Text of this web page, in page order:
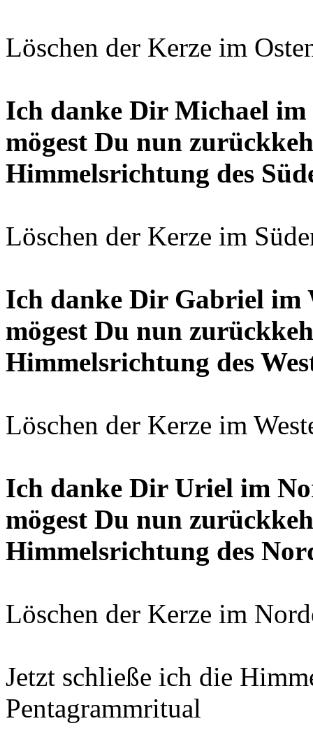
Löschen der Kerze im
Ich danke Dir Michael im
mögest Du nun
Himmelsrichtung des
Löschen der Kerze im
Ich danke Dir Gabriel im
mögest Du nun
Himmelsrichtung des
Löschen der Kerze im
Ich danke Dir Uriel im
mögest Du nun
Himmelsrichtung des
Löschen der Kerze im
Jetzt schließe ich die
Pentagrammritual